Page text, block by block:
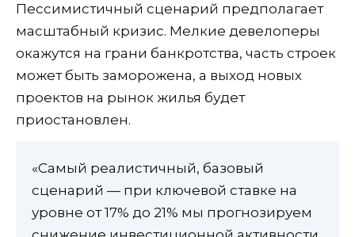
Пессимистичный сценарий предполагает
масштабный кризис. Мелкие девелоперы
окажутся на грани банкротства, часть строек
может быть заморожена, а выход новых
проектов на рынок жилья будет
приостановлен.
«Самый реалистичный, базовый
сценарий — при ключевой ставке на
уровне от 17% до 21% мы прогнозируем